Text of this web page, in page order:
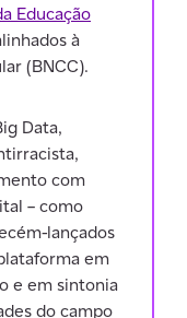
Educação
à
(BNCC).
Data,
com
– como
lançados
em
e em sintonia
do campo